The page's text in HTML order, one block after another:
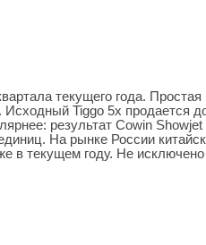
текущего года.
Исходный Tiggo 5x продается
результат Cowin
На рынке России
в текущем году. Не